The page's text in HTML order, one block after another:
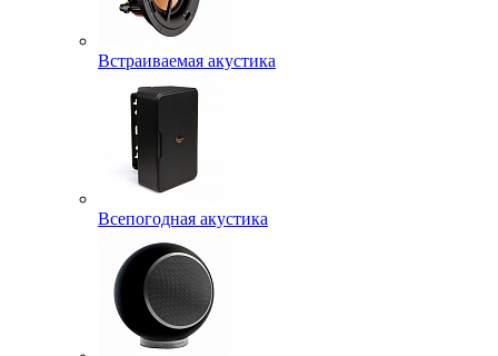
Встраиваемая акустика
Всепогодная акустика